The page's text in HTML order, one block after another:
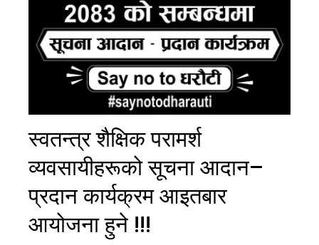
स्वतन्त्र शैक्षिक परामर्श
व्यवसायीहरूको सूचना आदान–
प्रदान कार्यक्रम आइतबार
आयोजना हुने !!!